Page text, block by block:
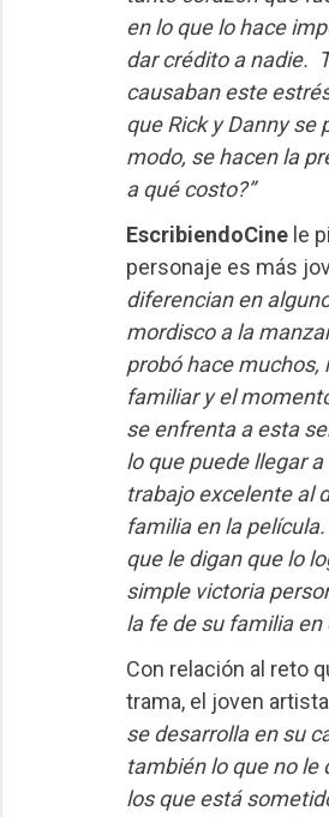
en lo que lo hace
dar crédito a nadie.
causaban este
que Rick y Danny se
modo, se hacen la
a qué costo?”
EscribiendoCinele
personaje es más
diferencian en
mordisco a la
probó hace muchos,
familiar y el
se enfrenta a esta
lo que puede llegar
trabajo excelente al
familia en la
que le digan que lo
simple victoria
la fe de su familia en
Con relación al reto
trama, el joven
se desarrolla en su
también lo que no le
los que está